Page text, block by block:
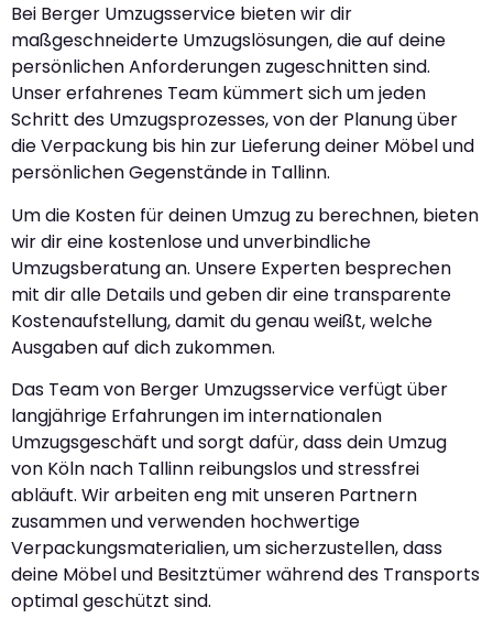
Bei Berger Umzugsservice bieten wir dir
maßgeschneiderte Umzugslösungen, die auf deine
persönlichen Anforderungen zugeschnitten sind.
Unser erfahrenes Team kümmert sich um jeden
Schritt des Umzugsprozesses, von der Planung über
die Verpackung bis hin zur Lieferung deiner Möbel und
persönlichen Gegenstände in Tallinn.
Um die Kosten für deinen Umzug zu berechnen, bieten
wir dir eine kostenlose und unverbindliche
Umzugsberatung an. Unsere Experten besprechen
mit dir alle Details und geben dir eine transparente
Kostenaufstellung, damit du genau weißt, welche
Ausgaben auf dich zukommen.
Das Team von Berger Umzugsservice verfügt über
langjährige Erfahrungen im internationalen
Umzugsgeschäft und sorgt dafür, dass dein Umzug
von Köln nach Tallinn reibungslos und stressfrei
abläuft. Wir arbeiten eng mit unseren Partnern
zusammen und verwenden hochwertige
Verpackungsmaterialien, um sicherzustellen, dass
deine Möbel und Besitztümer während des Transports
optimal geschützt sind.